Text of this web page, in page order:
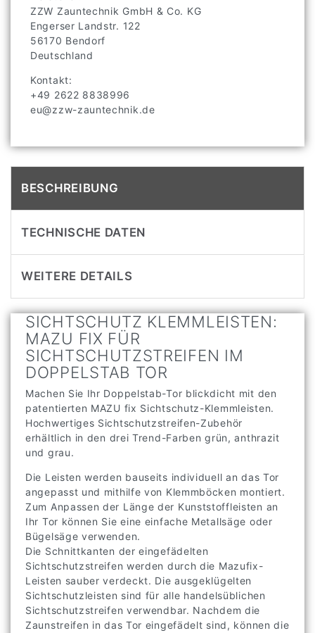
ZZW Zauntechnik GmbH & Co. KG
Engerser Landstr. 122
56170 Bendorf
Deutschland
Kontakt:
+49 2622 8838996
eu@zzw-zauntechnik.de
BESCHREIBUNG
TECHNISCHE DATEN
WEITERE DETAILS
SICHTSCHUTZ KLEMMLEISTEN:
MAZU FIX FÜR
SICHTSCHUTZSTREIFEN IM
DOPPELSTAB TOR
Machen Sie Ihr Doppelstab-Tor blickdicht mit den
patentierten MAZU fix Sichtschutz-Klemmleisten.
Hochwertiges Sichtschutzstreifen-Zubehör
erhältlich in den drei Trend-Farben grün, anthrazit
und grau.
Die Leisten werden bauseits individuell an das Tor
angepasst und mithilfe von Klemmböcken montiert.
Zum Anpassen der Länge der Kunststoffleisten an
Ihr Tor können Sie eine einfache Metallsäge oder
Bügelsäge verwenden.
Die Schnittkanten der eingefädelten
Sichtschutzstreifen werden durch die Mazufix-
Leisten sauber verdeckt. Die ausgeklügelten
Sichtschutzleisten sind für alle handelsüblichen
Sichtschutzstreifen verwendbar. Nachdem die
Zaunstreifen in das Tor eingefädelt sind, können die